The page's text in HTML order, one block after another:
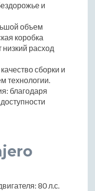
и
объем
коробка
расход
сборки и
технологии.
благодаря
80 л.с.